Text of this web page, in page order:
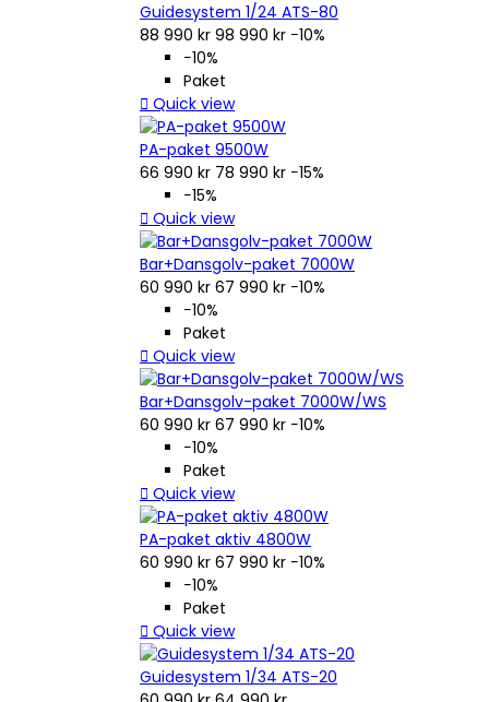
Guidesystem 1/24 ATS-80
88 990 kr 98 990 kr −10%
−10%
Paket
 Quick view
PA-paket 9500W
66 990 kr 78 990 kr −15%
−15%
 Quick view
Bar+Dansgolv-paket 7000W
60 990 kr 67 990 kr −10%
−10%
Paket
 Quick view
Bar+Dansgolv-paket 7000W/WS
60 990 kr 67 990 kr −10%
−10%
Paket
 Quick view
PA-paket aktiv 4800W
60 990 kr 67 990 kr −10%
−10%
Paket
 Quick view
Guidesystem 1/34 ATS-20